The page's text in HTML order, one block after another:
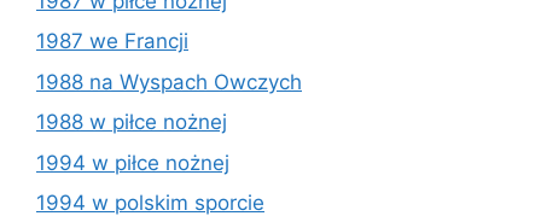
1987 we Francji
1988 na Wyspach Owczych
1988 w piłce nożnej
1994 w piłce nożnej
1994 w polskim sporcie